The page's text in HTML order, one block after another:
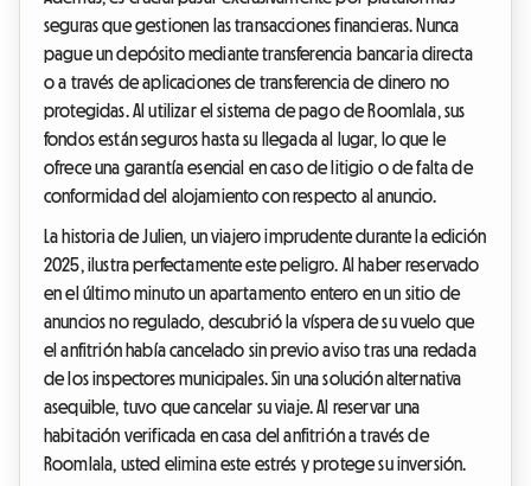
seguras que gestionen las transacciones financieras. Nunca
pague un depósito mediante transferencia bancaria directa
o a través de aplicaciones de transferencia de dinero no
protegidas. Al utilizar el sistema de pago de Roomlala, sus
fondos están seguros hasta su llegada al lugar, lo que le
ofrece una garantía esencial en caso de litigio o de falta de
conformidad del alojamiento con respecto al anuncio.
La historia de Julien, un viajero imprudente durante la edición
2025, ilustra perfectamente este peligro. Al haber reservado
en el último minuto un apartamento entero en un sitio de
anuncios no regulado, descubrió la víspera de su vuelo que
el anfitrión había cancelado sin previo aviso tras una redada
de los inspectores municipales. Sin una solución alternativa
asequible, tuvo que cancelar su viaje. Al reservar una
habitación verificada en casa del anfitrión a través de
Roomlala, usted elimina este estrés y protege su inversión.